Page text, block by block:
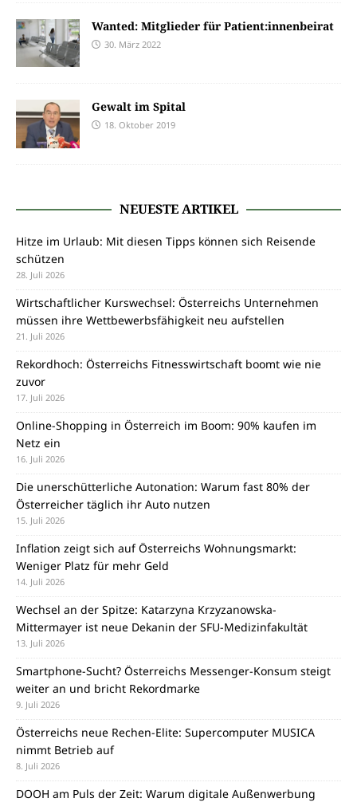
Wanted: Mitglieder für Patient:innenbeirat
30. März 2022
Gewalt im Spital
18. Oktober 2019
NEUESTE ARTIKEL
Hitze im Urlaub: Mit diesen Tipps können sich Reisende
schützen
28. Juli 2026
Wirtschaftlicher Kurswechsel: Österreichs Unternehmen
müssen ihre Wettbewerbsfähigkeit neu aufstellen
21. Juli 2026
Rekordhoch: Österreichs Fitnesswirtschaft boomt wie nie
zuvor
17. Juli 2026
Online-Shopping in Österreich im Boom: 90% kaufen im
Netz ein
16. Juli 2026
Die unerschütterliche Autonation: Warum fast 80% der
Österreicher täglich ihr Auto nutzen
15. Juli 2026
Inflation zeigt sich auf Österreichs Wohnungsmarkt:
Weniger Platz für mehr Geld
14. Juli 2026
Wechsel an der Spitze: Katarzyna Krzyzanowska-
Mittermayer ist neue Dekanin der SFU-Medizinfakultät
13. Juli 2026
Smartphone-Sucht? Österreichs Messenger-Konsum steigt
weiter an und bricht Rekordmarke
9. Juli 2026
Österreichs neue Rechen-Elite: Supercomputer MUSICA
nimmt Betrieb auf
8. Juli 2026
DOOH am Puls der Zeit: Warum digitale Außenwerbung